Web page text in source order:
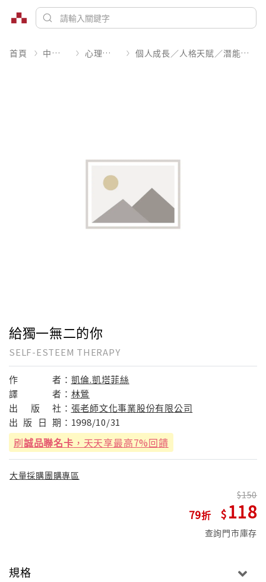
首頁 中文書 心理勵志 個人成長／人格天賦／潛能開發
給獨一無二的你
SELF-ESTEEM THERAPY
作 者： 凱倫.凱塔菲絲
譯
者： 林鶯
出
版 社： 張老師文化事業股份有限公司
出 版 日 期： 1998/10/31
刷誠品聯名卡 ，天天享最高7%回饋
大量採購團購專區
79
150
118
查詢門市庫存
規格